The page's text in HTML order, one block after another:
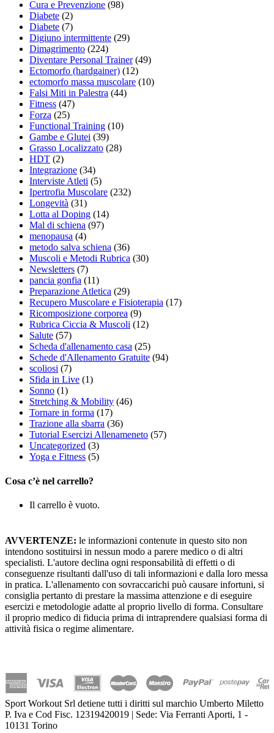
Cura e Prevenzione (98)
Diabete (2)
Diabete (7)
Digiuno intermittente (29)
Dimagrimento (224)
Diventare Personal Trainer(49)
Ectomorfo (hardgainer) (12)
ectomorfo massa muscolare (10)
Falsi Miti in Palestra (44)
Fitness (47)
Forza (25)
Functional Training (10)
Gambe e Glutei (39)
Grasso Localizzato (28)
HDT (2)
Integrazione (34)
Interviste Atleti (5)
Ipertrofia Muscolare (232)
Longevità (31)
Lotta al Doping (14)
Mal di schiena (97)
menopausa (4)
metodo salva schiena (36)
Muscoli e Metodi Rubrica (30)
Newsletters (7)
pancia gonfia (11)
Preparazione Atletica (29)
Recupero Muscolare e Fisioterapia (17)
Ricomposizione corporea (9)
Rubrica Ciccia & Muscoli (12)
Salute (57)
Scheda d'allenamento casa (25)
Schede d'Allenamento Gratuite (94)
scoliosi (7)
Sfida in Live (1)
Sonno (1)
Stretching & Mobility (46)
Tornare in forma (17)
Trazione alla sbarra (36)
Tutorial Esercizi Allenameneto (57)
Uncategorized (3)
Yoga e Fitness (5)
Cosa c’è nel carrello?
Il carrello è vuoto.
AVVERTENZE: le informazioni contenute in questo sito non
intendono sostituirsi in nessun modo a parere medico o di altri
specialisti. L'autore declina ogni responsabilità di effetti o di
conseguenze risultanti dall'uso di tali informazioni e dalla loro messa
in pratica. L'allenamento con sovraccarichi può causare infortuni, si
consiglia pertanto di prestare la massima attenzione e di eseguire
esercizi e metodologie adatte al proprio livello di forma. Consultare
il proprio medico di fiducia prima di intraprendere qualsiasi forma di
attività fisica o regime alimentare.
Sport Workout Srl detiene tutti i diritti sul marchio Umberto Miletto
P. Iva e Cod Fisc. 12319420019 | Sede: Via Ferranti Aporti, 1 -
10131 Torino